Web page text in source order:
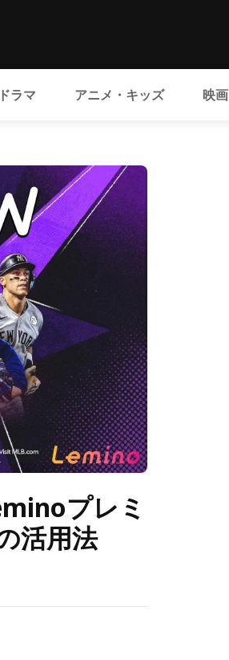
ドラマ アニメ・キッズ 映画
プレミ
活用法